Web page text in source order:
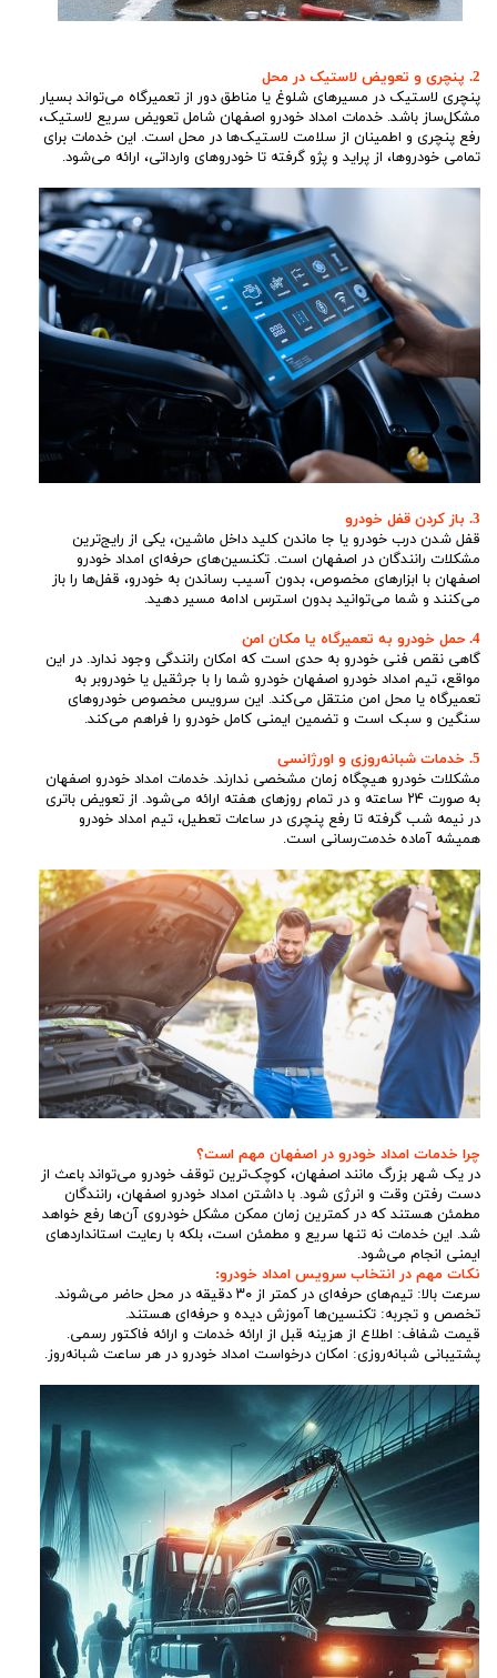
2. پنچری و تعویض لاستیک در محل
پنچری لاستیک در مسیرهای شلوغ یا مناطق دور از تعمیرگاه می‌تواند بسیار
مشکل‌ساز باشد. خدمات امداد خودرو اصفهان شامل تعویض سریع لاستیک،
رفع پنچری و اطمینان از سلامت لاستیک‌ها در محل است. این خدمات برای
تمامی خودروها، از پراید و پژو گرفته تا خودروهای وارداتی، ارائه می‌شود.
3. باز کردن قفل خودرو
قفل شدن درب خودرو یا جا ماندن کلید داخل ماشین، یکی از رایج‌ترین
مشکلات رانندگان در اصفهان است. تکنسین‌های حرفه‌ای امداد خودرو
اصفهان با ابزارهای مخصوص، بدون آسیب رساندن به خودرو، قفل‌ها را باز
می‌کنند و شما می‌توانید بدون استرس ادامه مسیر دهید.
4. حمل خودرو به تعمیرگاه یا مکان امن
گاهی نقص فنی خودرو به حدی است که امکان رانندگی وجود ندارد. در این
مواقع، تیم امداد خودرو اصفهان خودرو شما را با جرثقیل یا خودروبر به
تعمیرگاه یا محل امن منتقل می‌کند. این سرویس مخصوص خودروهای
سنگین و سبک است و تضمین ایمنی کامل خودرو را فراهم می‌کند.
5. خدمات شبانه‌روزی و اورژانسی
مشکلات خودرو هیچگاه زمان مشخصی ندارند. خدمات امداد خودرو اصفهان
به صورت ۲۴ ساعته و در تمام روزهای هفته ارائه می‌شود. از تعویض باتری
در نیمه شب گرفته تا رفع پنچری در ساعات تعطیل، تیم امداد خودرو
همیشه آماده خدمت‌رسانی است.
چرا خدمات امداد خودرو در اصفهان مهم است؟
در یک شهر بزرگ مانند اصفهان، کوچک‌ترین توقف خودرو می‌تواند باعث از
دست رفتن وقت و انرژی شود. با داشتن امداد خودرو اصفهان، رانندگان
مطمئن هستند که در کمترین زمان ممکن مشکل خودروی آن‌ها رفع خواهد
شد. این خدمات نه تنها سریع و مطمئن است، بلکه با رعایت استانداردهای
ایمنی انجام می‌شود.
نکات مهم در انتخاب سرویس امداد خودرو:
سرعت بالا: تیم‌های حرفه‌ای در کمتر از ۳۰ دقیقه در محل حاضر می‌شوند.
تخصص و تجربه: تکنسین‌ها آموزش دیده و حرفه‌ای هستند.
قیمت شفاف: اطلاع از هزینه قبل از ارائه خدمات و ارائه فاکتور رسمی.
پشتیبانی شبانه‌روزی: امکان درخواست امداد خودرو در هر ساعت شبانه‌روز.